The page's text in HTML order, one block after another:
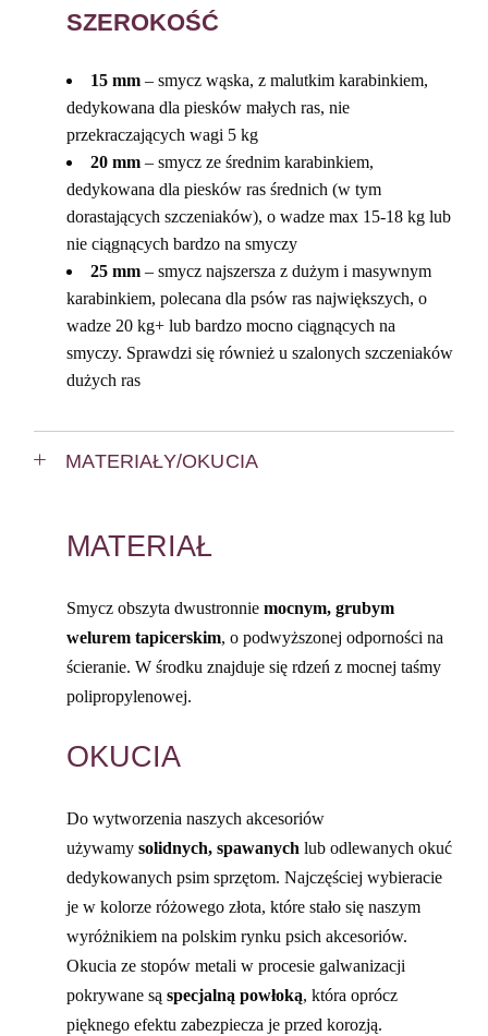
SZEROKOŚĆ
15 mm – smycz wąska, z malutkim karabinkiem,
dedykowana dla piesków małych ras, nie
przekraczających wagi 5 kg
20 mm – smycz ze średnim karabinkiem,
dedykowana dla piesków ras średnich (w tym
dorastających szczeniaków), o wadze max 15-18 kg lub
nie ciągnących bardzo na smyczy
25 mm – smycz najszersza z dużym i masywnym
karabinkiem, polecana dla psów ras największych, o
wadze 20 kg+ lub bardzo mocno ciągnących na
smyczy. Sprawdzi się również u szalonych szczeniaków
dużych ras
MATERIAŁY/OKUCIA
MATERIAŁ
Smycz obszyta dwustronniemocnym, grubym
welurem tapicerskim, o podwyższonej odporności na
ścieranie. W środku znajduje się rdzeń z mocnej taśmy
polipropylenowej.
OKUCIA
Do wytworzenia naszych akcesoriów
używamy solidnych, spawanych lub odlewanych okuć
dedykowanych psim sprzętom. Najczęściej wybieracie
je w kolorze różowego złota, które stało się naszym
wyróżnikiem na polskim rynku psich akcesoriów.
Okucia ze stopów metali w procesie galwanizacji
pokrywane są specjalną powłoką, która oprócz
pięknego efektu zabezpiecza je przed korozją.